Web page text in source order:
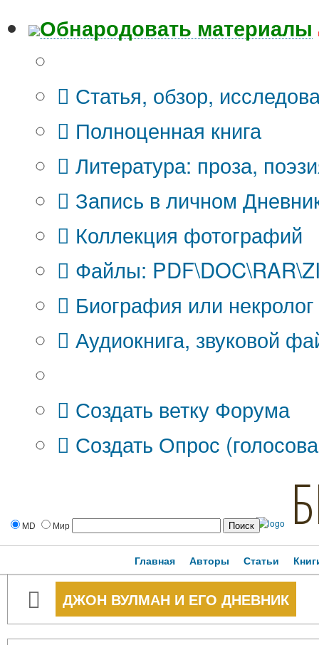
Обнародовать материалы
Статья, обзор,
Полноценная книга
Литература: проза,
Запись в личном
Коллекция фотографий
Файлы:
Биография или некролог
Аудиокнига, звуковой
Создать ветку Форума
Создать Опрос
MD Мир
Главная Авторы Статьи
ДЖОН ВУЛМАН И ЕГО ДНЕВНИК